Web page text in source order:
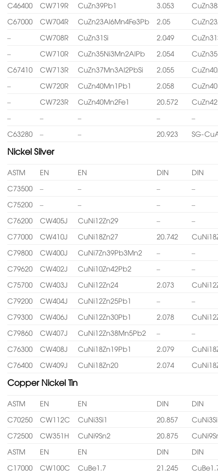
C46400 CW719R CuZn39Pb1 3.053
C67000
CW704R CuZn23Al6Mn4Fe3Pb 2.05
–
CW708R CuZn31Si 2.049
–
CW710R CuZn35Ni3Mn2AlPb 2.054
C67410
CW713R CuZn37Mn3Al2PbSi 2.055
–
CW720R CuZn40Mn1Pb1 2.058
–
CW723R CuZn40Mn2Fe1 20.572
–
– – –
–
C63280
– – 20.923 SG-
Nickel Silver
ASTM EN EN DIN
DIN
C73500
– – –
–
C75200
– – –
–
C76200
CW405J CuNi12Zn29 –
–
C77000
CW410J CuNi18Zn27 20.742
C79800
CW400J CuNi7Zn39Pb3Mn2 –
–
C79620
CW402J CuNi10Zn42Pb2 –
–
C75700
CW403J CuNi12Zn24 2.073
C79200
CW404J CuNi12Zn25Pb1 –
–
C79300
CW406J CuNi12Zn30Pb1 2.078
C79860
CW407J CuNi12Zn38Mn5Pb2 –
–
C76300
CW408J CuNi18Zn19Pb1 2.079
C76400
CW409J CuNi18Zn20 2.074
Copper Nickel Tin
ASTM EN EN DIN
DIN
C70250
CW112C CuNi3Si1 20.857
CuNi3Si
C72500
CW351H CuNi9Sn2 20.875
ASTM
EN EN DIN
DIN
C17000
CW100C CuBe1.7 21.245